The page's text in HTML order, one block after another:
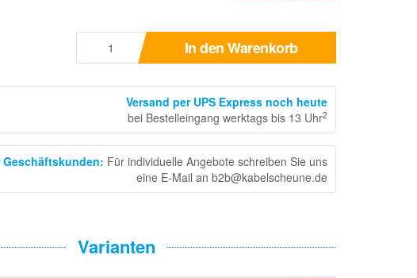
In den Warenkorb
Versand per UPS Express noch heute
bei Bestelleingang werktags bis 13 Uhr2
Geschäftskunden: Für individuelle Angebote schreiben Sie uns
eine E-Mail an b2b@kabelscheune.de
Varianten